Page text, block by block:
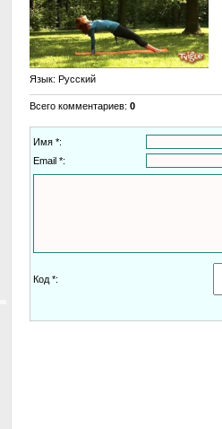
Язык: Русский
Всего комментариев: 0
Имя *:
Email *:
Код *: